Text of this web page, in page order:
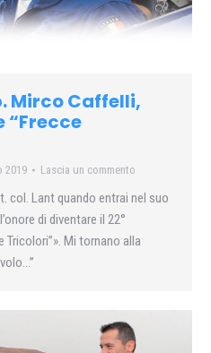
Mirco Caffelli,
2019 Lascia un commento
col. Lant quando entrai nel suo
di diventare il 22°
Tricolori”». Mi tornano alla